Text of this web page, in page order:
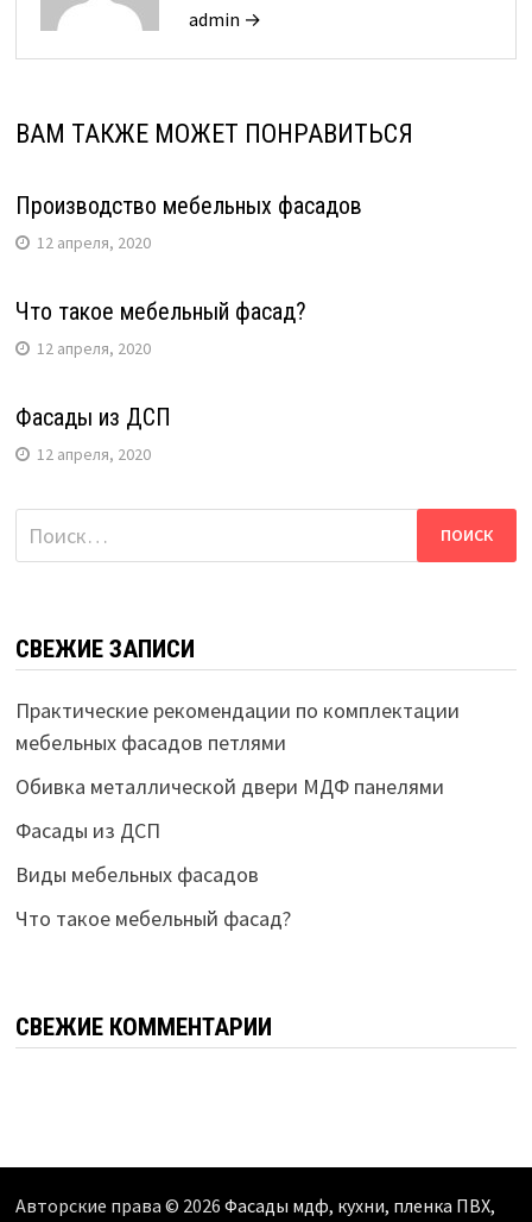
admin →
ВАМ ТАКЖЕ МОЖЕТ ПОНРАВИТЬСЯ
Производство мебельных фасадов
12 апреля, 2020
Что такое мебельный фасад?
12 апреля, 2020
Фасады из ДСП
12 апреля, 2020
Найти:
СВЕЖИЕ ЗАПИСИ
Практические рекомендации по комплектации
мебельных фасадов петлями
Обивка металлической двери МДФ панелями
Фасады из ДСП
Виды мебельных фасадов
Что такое мебельный фасад?
СВЕЖИЕ КОММЕНТАРИИ
Авторские права © 2026 Фасады мдф, кухни, пленка ПВХ,